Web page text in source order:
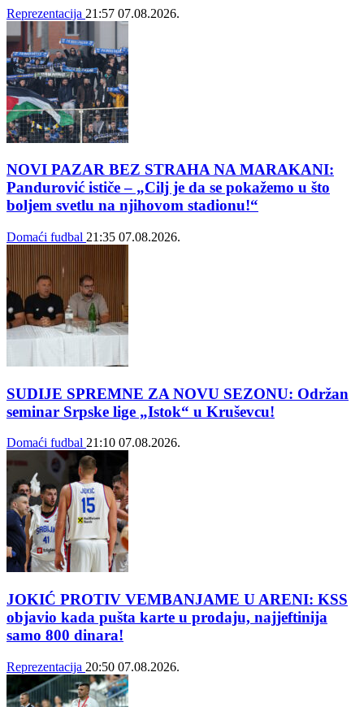
Reprezentacija 21:57 07.08.2026.
NOVI PAZAR BEZ STRAHA NA MARAKANI:
Pandurović ističe – „Cilj je da se pokažemo u što
boljem svetlu na njihovom stadionu!“
Domaći fudbal 21:35 07.08.2026.
SUDIJE SPREMNE ZA NOVU SEZONU: Održan
seminar Srpske lige „Istok“ u Kruševcu!
Domaći fudbal 21:10 07.08.2026.
JOKIĆ PROTIV VEMBANJAME U ARENI: KSS
objavio kada pušta karte u prodaju, najjeftinija
samo 800 dinara!
Reprezentacija 20:50 07.08.2026.